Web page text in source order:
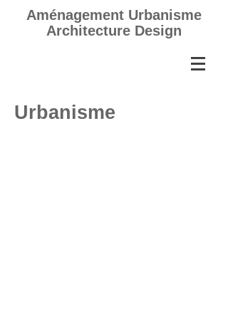
Aménagement Urbanisme
Architecture Design
Urbanisme